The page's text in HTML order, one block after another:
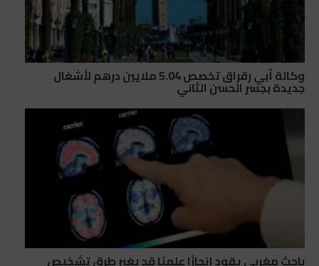
وكالة أبي رقراق تخصص 5.04 ملايين درهم لأشغال
جديدة بجسر الحسن الثاني
باحث مغربي يقود إنجازًا علميًا قد يغير طرق تشخيص